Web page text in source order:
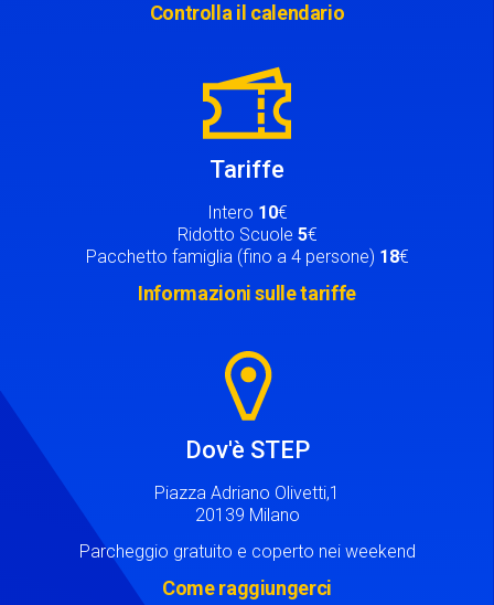
Controlla il calendario
Tariffe
Intero 10€
Ridotto Scuole 5€
Pacchetto famiglia (fino a 4 persone) 18€
Informazioni sulle tariffe
Dov'è STEP
Piazza Adriano Olivetti,1
20139 Milano
Parcheggio gratuito e coperto nei weekend
Come raggiungerci